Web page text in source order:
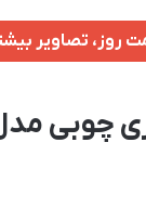
روز، تصاویر
چوبی